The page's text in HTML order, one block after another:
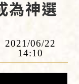
為神選
2021/06/22
14:10